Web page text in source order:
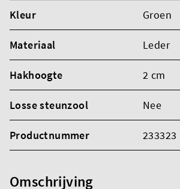
Kleur Groen
Materiaal Leder
Hakhoogte 2 cm
Losse steunzool Nee
Productnummer 233323
Omschrijving